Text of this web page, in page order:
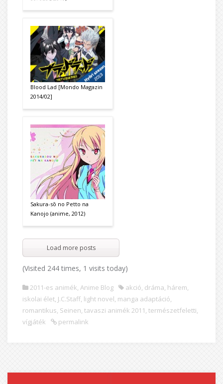
Blood Lad [Mondo Magazin
2014/02]
Sakura-sō no Petto na
Kanojo (anime, 2012)
Load more posts
(Visited 244 times, 1 visits today)
2011-es animék, Anime Blog akció, dráma, hárem,
iskolai élet, J.C.Staff, light novel, manga adaptáció,
romantikus, Seinen, tavaszi animék 2011, természetfeletti,
vígjáték
permalink